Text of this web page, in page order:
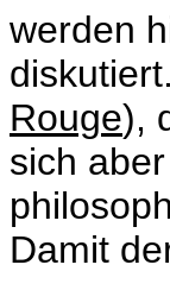
werden
Rouge),
sich
Damit